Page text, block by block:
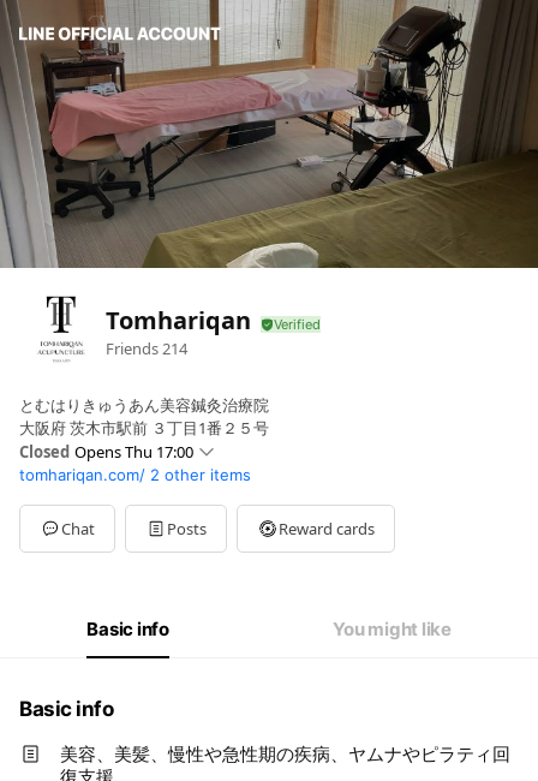
Tomhariqan
Friends214
とむはりきゅうあん美容鍼灸治療院
大阪府 茨木市駅前 ３丁目1番２５号
Closed Opens Thu 17:00
Sun10:00 - 20:00
Mon17:00 - 20:00
Tue17:00 - 20:00
Wed17:00 - 20:00
10:00 - 20:00
完全予約制（お急ぎの時はお電話ください）
tomhariqan.com/ 2 other items
Chat Posts Reward cards
Basic info You might like
Basic info
美容、美髪、慢性や急性期の疾病、ヤムナやピラティ回